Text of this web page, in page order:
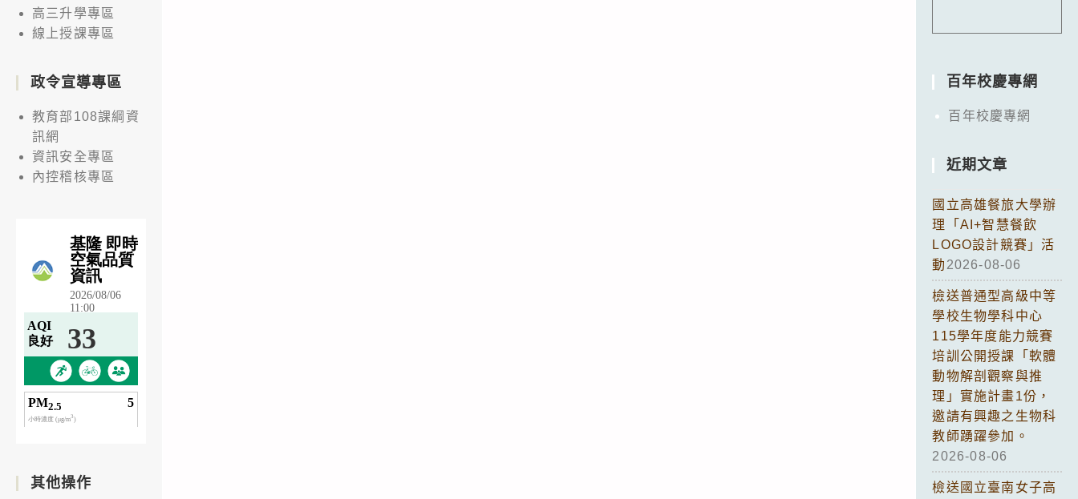
高三升學專區
線上授課專區
政令宣導專區
教育部108課綱資
訊網
資訊安全專區
內控稽核專區
其他操作
百年校慶專網
百年校慶專網
近期文章
國立高雄餐旅大學辦
理「AI+智慧餐飲
LOGO設計競賽」活
動 2026-08-06
檢送普通型高級中等
學校生物學科中心
115學年度能力競賽
培訓公開授課「軟體
動物解剖觀察與推
理」實施計畫1份，
邀請有興趣之生物科
教師踴躍參加。
2026-08-06
檢送國立臺南女子高